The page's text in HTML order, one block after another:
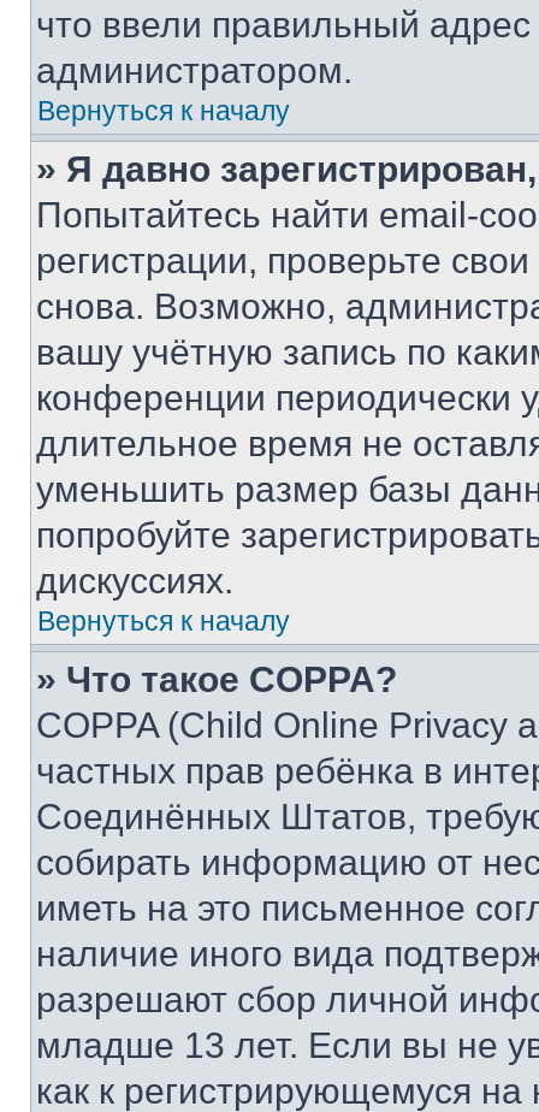
что ввели правильный адрес
администратором.
Вернуться к началу
» Я давно
Попытайтесь найти email-
регистрации, проверьте
снова. Возможно,
вашу учётную запись по
конференции периодически
длительное время не
уменьшить размер базы
попробуйте
дискуссиях.
Вернуться к началу
» Что такое COPPA?
COPPA (Child Online Privacy
частных прав ребёнка в
Соединённых Штатов,
собирать информацию от
иметь на это письменное
наличие иного вида
разрешают сбор личной
младше 13 лет. Если вы не
как к регистрирующемуся